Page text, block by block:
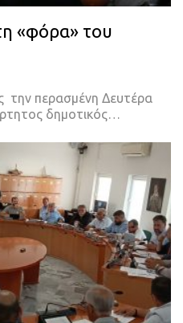
«φόρα» του
την περασμένη Δευτέρα
δημοτικός…